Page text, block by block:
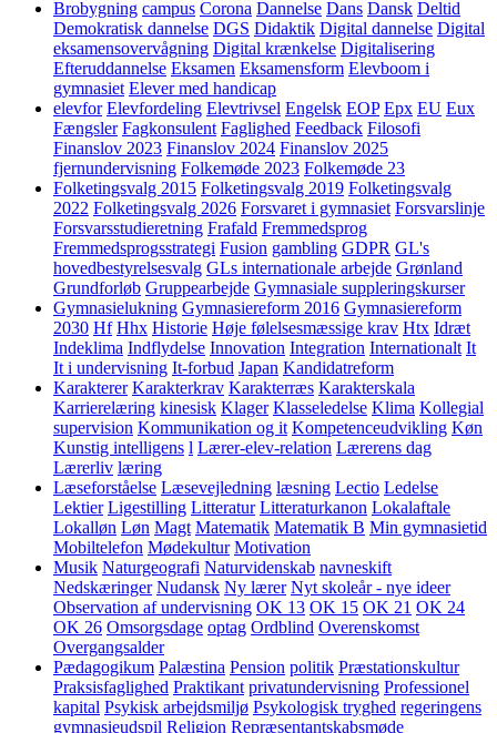
Brobygning campus Corona Dannelse Dans Dansk Deltid
Demokratisk dannelse DGS Didaktik Digital dannelse Digital
eksamensovervågning Digital krænkelse Digitalisering
Efteruddannelse Eksamen Eksamensform Elevboom i
gymnasiet Elever med handicap
elevfor Elevfordeling Elevtrivsel Engelsk EOP Epx EU Eux
Fængsler Fagkonsulent Faglighed Feedback Filosofi
Finanslov 2023 Finanslov 2024 Finanslov 2025
fjernundervisning Folkemøde 2023 Folkemøde 23
Folketingsvalg 2015 Folketingsvalg 2019 Folketingsvalg
2022 Folketingsvalg 2026 Forsvaret i gymnasiet Forsvarslinje
Forsvarsstudieretning Frafald Fremmedsprog
Fremmedsprogsstrategi Fusion gambling GDPR GL's
hovedbestyrelsesvalg GLs internationale arbejde Grønland
Grundforløb Gruppearbejde Gymnasiale suppleringskurser
Gymnasielukning Gymnasiereform 2016 Gymnasiereform
2030 Hf Hhx Historie Høje følelsesmæssige krav Htx Idræt
Indeklima Indflydelse Innovation Integration Internationalt It
It i undervisning It-forbud Japan Kandidatreform
Karakterer Karakterkrav Karakterræs Karakterskala
Karrierelæring kinesisk Klager Klasseledelse Klima Kollegial
supervision Kommunikation og it Kompetenceudvikling Køn
Kunstig intelligens l Lærer-elev-relation Lærerens dag
Lærerliv læring
Læseforståelse Læsevejledning læsning Lectio Ledelse
Lektier Ligestilling Litteratur Litteraturkanon Lokalaftale
Lokalløn Løn Magt Matematik Matematik B Min gymnasietid
Mobiltelefon Mødekultur Motivation
Musik Naturgeografi Naturvidenskab navneskift
Nedskæringer Nudansk Ny lærer Nyt skoleår - nye ideer
Observation af undervisning OK 13 OK 15 OK 21 OK 24
OK 26 Omsorgsdage optag Ordblind Overenskomst
Overgangsalder
Pædagogikum Palæstina Pension politik Præstationskultur
Praksisfaglighed Praktikant privatundervisning Professionel
kapital Psykisk arbejdsmiljø Psykologisk tryghed regeringens
gymnasieudspil Religion Repræsentantskabsmøde